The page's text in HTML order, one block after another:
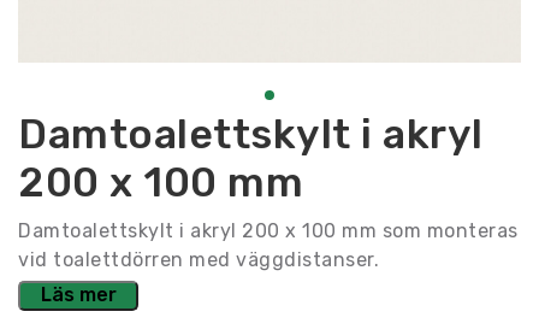
Damtoalettskylt i akryl
200 x 100 mm
Damtoalettskylt i akryl 200 x 100 mm som monteras
vid toalettdörren med väggdistanser.
Läs mer